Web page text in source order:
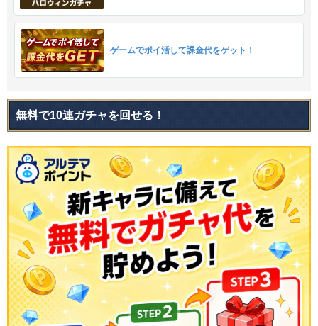
ゲームでポイ活して課金代をゲット！
無料で10連ガチャを回せる！